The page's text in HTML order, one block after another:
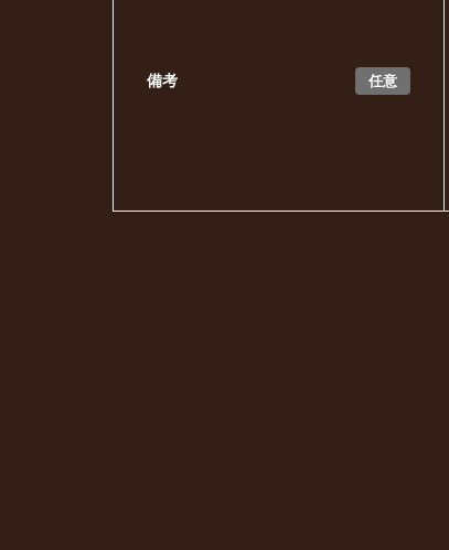
任意
備考